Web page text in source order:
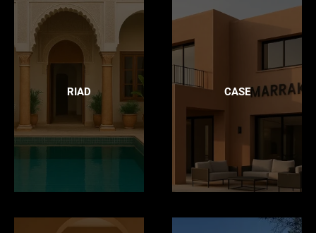
RIAD CASE